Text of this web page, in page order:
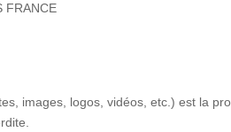
FRANCE
images, logos, vidéos, etc.) est la